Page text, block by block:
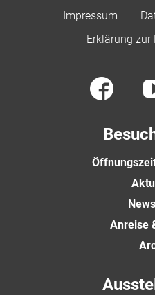
Impressum
Erklärung zur
Anreise